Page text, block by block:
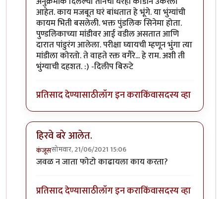
आहेत. काय मजबूत घरं बांधतात हे भूंगे. या भुंग्यांची
कायम भिती बसलेली. भक्त पुंडलिक सिनेमा होता.
पुण्डलिकाच्या मांडीवर आई वडील असतात आणि
दारात पांडुरंग आलेला. परीक्षा घ्यायची म्हणून भुंंगा त्या
मांडीला कोरतो. ते वाहते रक्त वगैरे... हे राम. अशी ती
भुंग्याची दहशत. :) -दिलीप बिरुटे
प्रतिसाद देण्यासाठीलॉग इन कराकिंवासदस्य व्हा
हिरवे बरे आलेत.
कंजूससोमवार, 21/06/2021 15:06
In reply toमाझ्या कॅमेऱ्यातले काही किडे.by
जवळ न जाता फोटो काढायला काय करता?
प्रतिसाद देण्यासाठीलॉग इन कराकिंवासदस्य व्हा